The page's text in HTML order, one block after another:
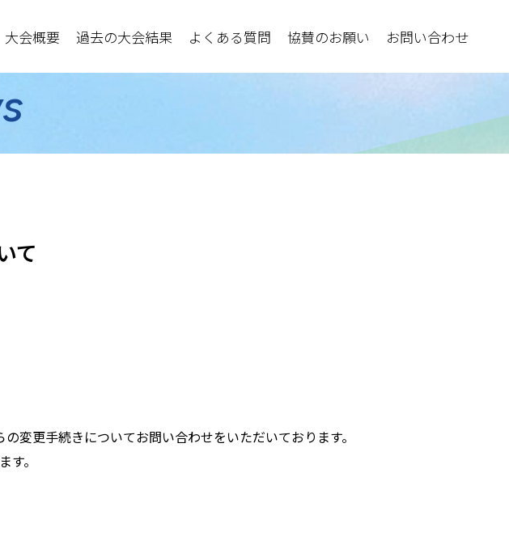
大会概要 過去の大会結果 よくある質問 協賛のお願い お問い合わせ
て
変更手続きについてお問い合わせをいただいております。
。